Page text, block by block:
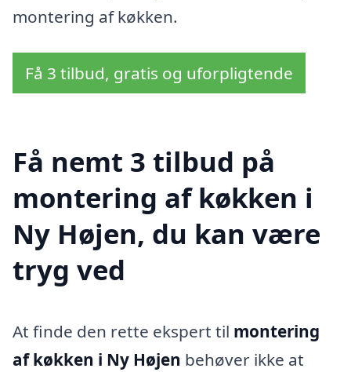
montering af køkken.
Få 3 tilbud, gratis og uforpligtende
Få nemt 3 tilbud på
montering af køkken i
Ny Højen, du kan være
tryg ved
At finde den rette ekspert til montering
af køkken i Ny Højen behøver ikke at